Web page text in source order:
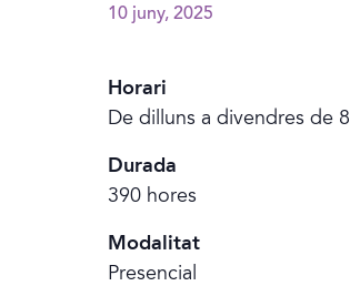
10 juny, 2025
Horari
De dilluns a divendres de
Durada
390 hores
Modalitat
Presencial